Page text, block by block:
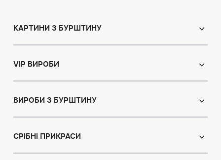
КАРТИНИ З БУРШТИНУ
Іменні ікони
Натюрморт
Мисливська тема
VIP ВИРОБИ
Ікони з пластин
ВИРОБИ З БУРШТИНУ
Браслети
СРІБНІ ПРИКРАСИ